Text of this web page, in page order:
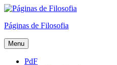
Skip
content
Páginas de Filosofia
Menu
PdF